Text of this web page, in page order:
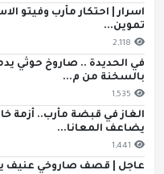
اسرار | احتكار مأرب وفيتو
تموين...
2,118
في الحديدة .. صاروخ حوثي
بالسخنة من م...
1,535
الغاز في قبضة مأرب.. أزمة
يضاعف المعانا...
1,441
عاجل | قصف صاروخي عنيف